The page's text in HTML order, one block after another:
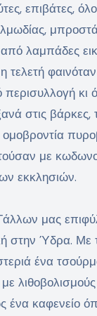
επιβάτες,
λαμπάδες
τελετή
κι
στις βάρκες,
με
εκκλησιών.
μας
στην Ύδρα. Με
ένα
ένα καφενείο